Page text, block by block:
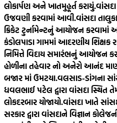
લોકાર્પણ અને ખાતમુહૂર્ત કરાયું.
ઉજવણી કરવામાં આવી.વાંસદા
ક્રિકેટ ટુર્નામેન્ટનું આયોજન
કંડોલપાડા ગામમાં આદરણીય શિક્ષક
નિમિત્તે વિદાય સમારંભનું આયોજન
હોળીના તહેવાર નો અનેરો આનંદ
બજાર માં ઉમટયા.વલસાડ-ડાંગના
ધવલભાઈ પટેલ દ્વારા વાંસદા સ્થિત
લોકદરબાર યોજાયો.વાંસદા ખાતે
સરકાર દ્વારા વાંસદાને વિજ્ઞાન